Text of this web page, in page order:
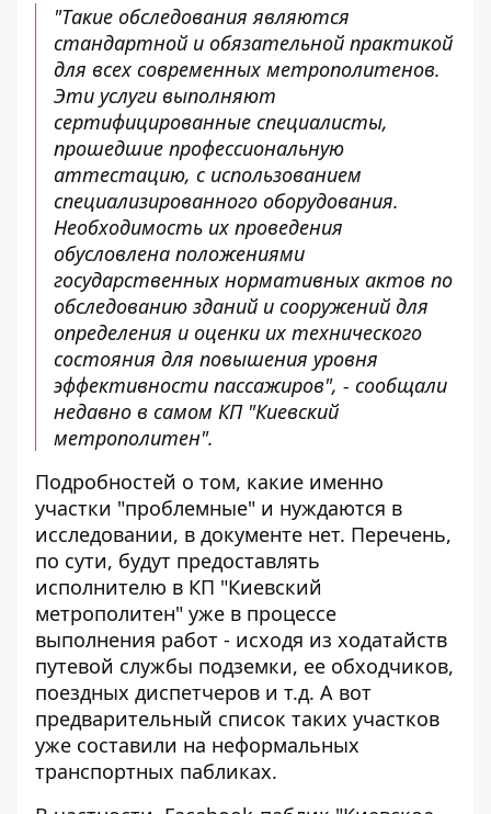
"Такие обследования являются
стандартной и обязательной практикой
для всех современных метрополитенов.
Эти услуги выполняют
сертифицированные специалисты,
прошедшие профессиональную
аттестацию, с использованием
специализированного оборудования.
Необходимость их проведения
обусловлена ​​положениями
государственных нормативных актов по
обследованию зданий и сооружений для
определения и оценки их технического
состояния для повышения уровня
эффективности пассажиров", - сообщали
недавно в самом КП "Киевский
метрополитен".
Подробностей о том, какие именно
участки "проблемные" и нуждаются в
исследовании, в документе нет. Перечень,
по сути, будут предоставлять
исполнителю в КП "Киевский
метрополитен" уже в процессе
выполнения работ - исходя из ходатайств
путевой службы подземки, ее обходчиков,
поездных диспетчеров и т.д. А вот
предварительный список таких участков
уже составили на неформальных
транспортных пабликах.